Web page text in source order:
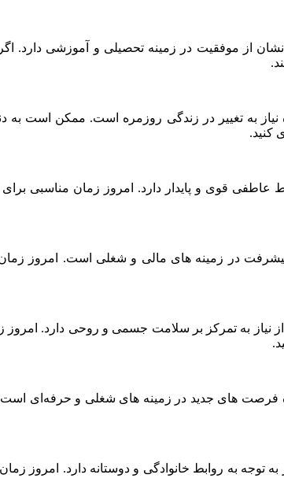
متولدین شهریور ماه برای روز چهارشنبه ۳ مرداد نشان از موفقیت در
ابجد چهارشنبه ۳ مرداد نشان‌ دهنده نیاز به تغییر در زندگی
کنید.
روز چهارشنبه ۳ مرداد نشان از روابط عاطفی قوی و پایدار
ابجد چهارشنبه ۳ مرداد نشان‌دهنده پیشرفت در زمینه‌ های
دی ماه برای روز چهارشنبه ۳ مرداد نشان از نیاز به تمرکز بر
ابجد چهارشنبه ۳ مرداد نشان‌ دهنده فرصت‌ های جدید در
روز چهارشنبه ۳ مرداد نشان از نیاز به توجه به روابط